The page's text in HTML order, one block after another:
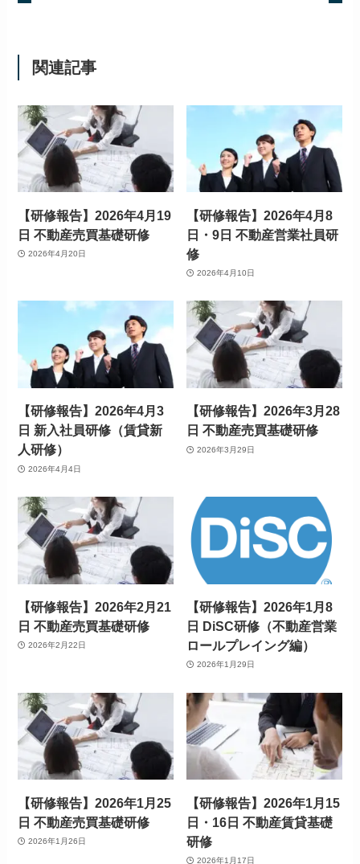
関連記事
【研修報告】2026年4月19
日 不動産売買基礎研修
2026年4月20日
【研修報告】2026年4月8
日・9日 不動産営業社員研
修
2026年4月10日
【研修報告】2026年4月3
日 新入社員研修（賃貸新
人研修）
2026年4月4日
【研修報告】2026年3月28
日 不動産売買基礎研修
2026年3月29日
【研修報告】2026年2月21
日 不動産売買基礎研修
2026年2月22日
【研修報告】2026年1月8
日 DiSC研修（不動産営業
ロールプレイング編）
2026年1月29日
【研修報告】2026年1月25
日 不動産売買基礎研修
2026年1月26日
【研修報告】2026年1月15
日・16日 不動産賃貸基礎
研修
2026年1月17日